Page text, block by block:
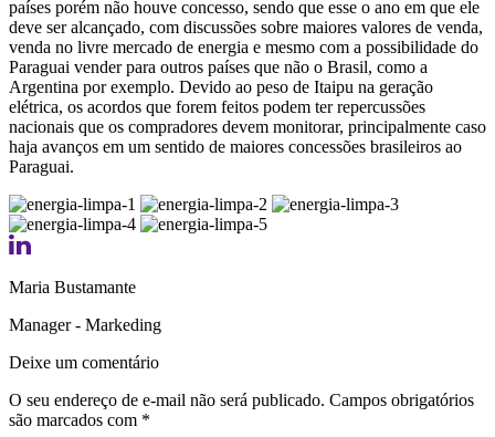
países porém não houve concesso, sendo que esse o ano em que ele
deve ser alcançado, com discussões sobre maiores valores de venda,
venda no livre mercado de energia e mesmo com a possibilidade do
Paraguai vender para outros países que não o Brasil, como a
Argentina por exemplo. Devido ao peso de Itaipu na geração
elétrica, os acordos que forem feitos podem ter repercussões
nacionais que os compradores devem monitorar, principalmente caso
haja avanços em um sentido de maiores concessões brasileiros ao
Paraguai.
Maria Bustamante
Manager - Markeding
Deixe um comentário
O seu endereço de e-mail não será publicado. Campos obrigatórios
são marcados com *